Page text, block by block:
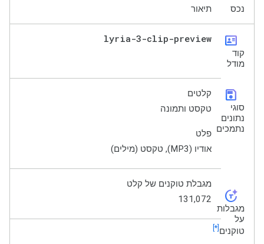
נכס תיאור
id_card
קוד
מודל
lyria-3-clip-preview
save
סוגי
נתונים
נתמכים
קלטים
טקסט ותמונה
פלט
אודיו (MP3), טקסט (מילים)
token_auto
מגבלות
על
טוקנים [*]
מגבלת טוקנים של קלט
131,072